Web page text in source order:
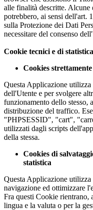
alle finalità descritte.
potrebbero, ai sensi dell'art.
sulla Protezione dei Dati
necessitare del consenso
Cookie tecnici e di
Cookies
Questa Applicazione utilizza
dell'Utente e per svolgere
funzionamento dello stesso,
distribuzione del traffico.
"PHPSESSID", "cart",
utilizzati dagli scripts
della stessa.
Cookies di
statistica
Questa Applicazione
navigazione ed ottimizzare
Fra questi Cookie rientrano,
lingua e la valuta o per la